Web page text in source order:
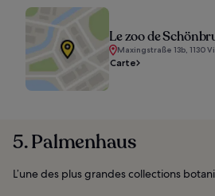
Le zoo de
Maxingstraße 13b, 1130
Carte
5. Palmenhaus
L’une des plus grandes collections